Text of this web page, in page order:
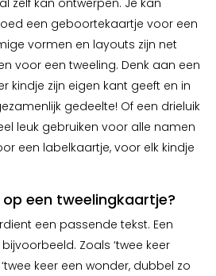
een geboortekaartje voor een
vormen en layouts zijn net
voor een tweeling. Denk aan een
kindje zijn eigen kant geeft en in
gedeelte! Of een drieluik
leuk gebruiken voor alle namen
een labelkaartje, voor elk kindje
een tweelingkaartje?
een passende tekst. Een
Zoals ‘twee keer
‘twee keer een wonder, dubbel zo